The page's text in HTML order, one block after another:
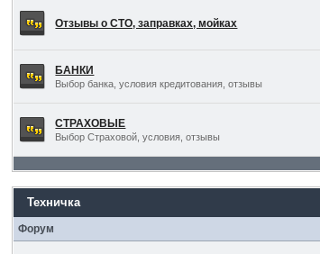
Отзывы о СТО, заправках, мойках
БАНКИ
Выбор банка, условия кредитования, отзывы
СТРАХОВЫЕ
Выбор Страховой, условия, отзывы
Техничка
Форум